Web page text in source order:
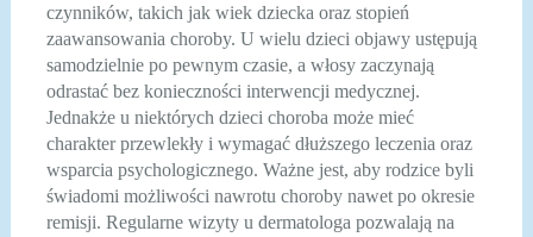
czynników, takich jak wiek dziecka oraz stopień
zaawansowania choroby. U wielu dzieci objawy ustępują
samodzielnie po pewnym czasie, a włosy zaczynają
odrastać bez konieczności interwencji medycznej.
Jednakże u niektórych dzieci choroba może mieć
charakter przewlekły i wymagać dłuższego leczenia oraz
wsparcia psychologicznego. Ważne jest, aby rodzice byli
świadomi możliwości nawrotu choroby nawet po okresie
remisji. Regularne wizyty u dermatologa pozwalają na